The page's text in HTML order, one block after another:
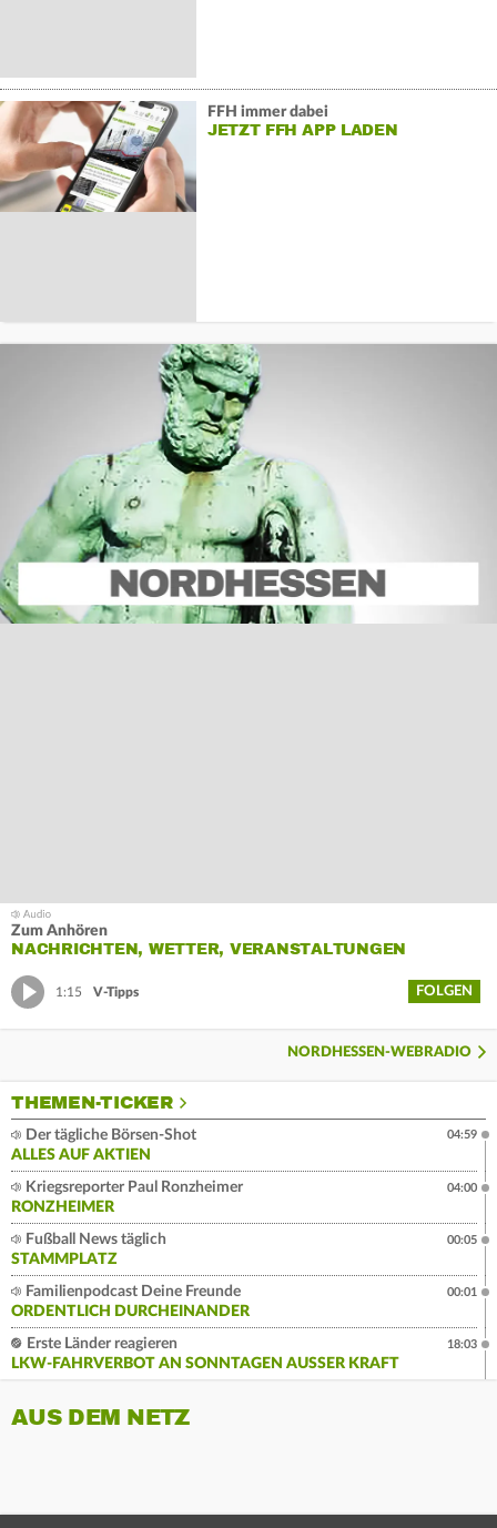
FFH immer dabei
JETZT FFH APP LADEN
Zum Anhören
NACHRICHTEN, WETTER, VERANSTALTUNGEN
1:15 V-Tipps FOLGEN
NORDHESSEN-WEBRADIO
THEMEN-TICKER
Der tägliche Börsen-Shot
ALLES AUF AKTIEN
04:59
Kriegsreporter Paul Ronzheimer
RONZHEIMER
04:00
Fußball News täglich
STAMMPLATZ
00:05
Familienpodcast Deine Freunde
ORDENTLICH DURCHEINANDER
00:01
Erste Länder reagieren
LKW-FAHRVERBOT AN SONNTAGEN AUSSER KRAFT
18:03
AUS DEM NETZ